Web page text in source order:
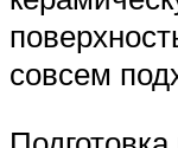
совсем